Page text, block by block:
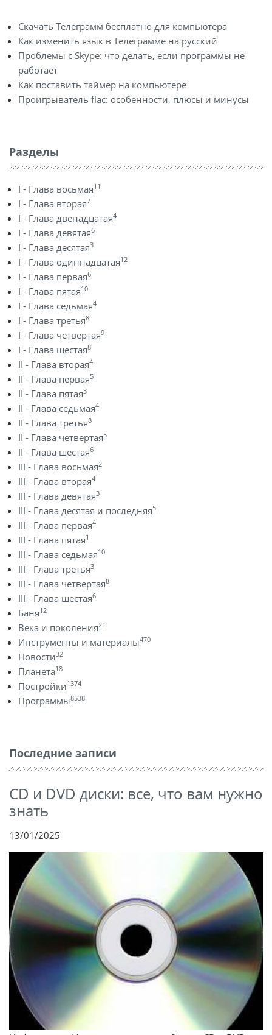
Скачать Телеграмм бесплатно для компьютера
Как изменить язык в Телеграмме на русский
Проблемы с Skype: что делать, если программы не
работает
Как поставить таймер на компьютере
Проигрыватель flac: особенности, плюсы и минусы
Разделы
I - Глава восьмая11
I - Глава вторая7
I - Глава двенадцатая4
I - Глава девятая6
I - Глава десятая3
I - Глава одиннадцатая12
I - Глава первая6
I - Глава пятая10
I - Глава седьмая4
I - Глава третья8
I - Глава четвертая9
I - Глава шестая8
II - Глава вторая4
II - Глава первая5
II - Глава пятая3
II - Глава седьмая4
II - Глава третья8
II - Глава четвертая5
II - Глава шестая6
III - Глава восьмая2
III - Глава вторая4
III - Глава девятая3
III - Глава десятая и последняя5
III - Глава первая4
III - Глава пятая1
III - Глава седьмая10
III - Глава третья3
III - Глава четвертая8
III - Глава шестая6
Баня12
Века и поколения21
Инструменты и материалы470
Новости32
Планета18
Постройки1374
Программы8538
Последние записи
CD и DVD диски: все, что вам нужно
знать
13/01/2025